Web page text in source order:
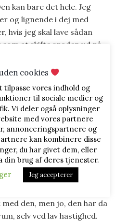
kan bare det hele. Jeg
og lignende i dej med
hvis jeg skal lave sådan
at skifte spaden ud på
portioner, der skal
til fx. smørcreme, men
til faste deje. Når jeg
begynder den at ryste og
kan man se at
op, giver sig. Måske kan
det ser ikke “sundt ud”
kan også godt
Kenwood-ejere er
den, men jo, den har da
selv ved lav hastighed.
cookies
tilpasse vores indhold og
til sociale medier og
Vi deler også oplysninger
med vores partnere
annonceringspartnere og
kan kombinere disse
du har givet dem, eller
din brug af deres tjenester.
Jeg accepterer